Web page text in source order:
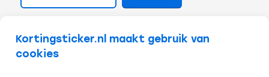
Kortingsticker.nl maakt gebruik van
cookies